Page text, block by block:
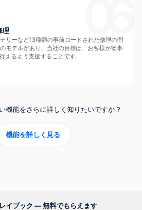
理
リーなど13種類の事前ロードされた修理の問
モデルがあり、当社の目標は、お客様が物事
えるよう支援することです。
機能をさらに詳しく知りたいですか？
機能を詳しく見る
イブック — 無料でもらえます